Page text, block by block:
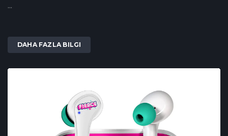
...
DAHA FAZLA BILGI